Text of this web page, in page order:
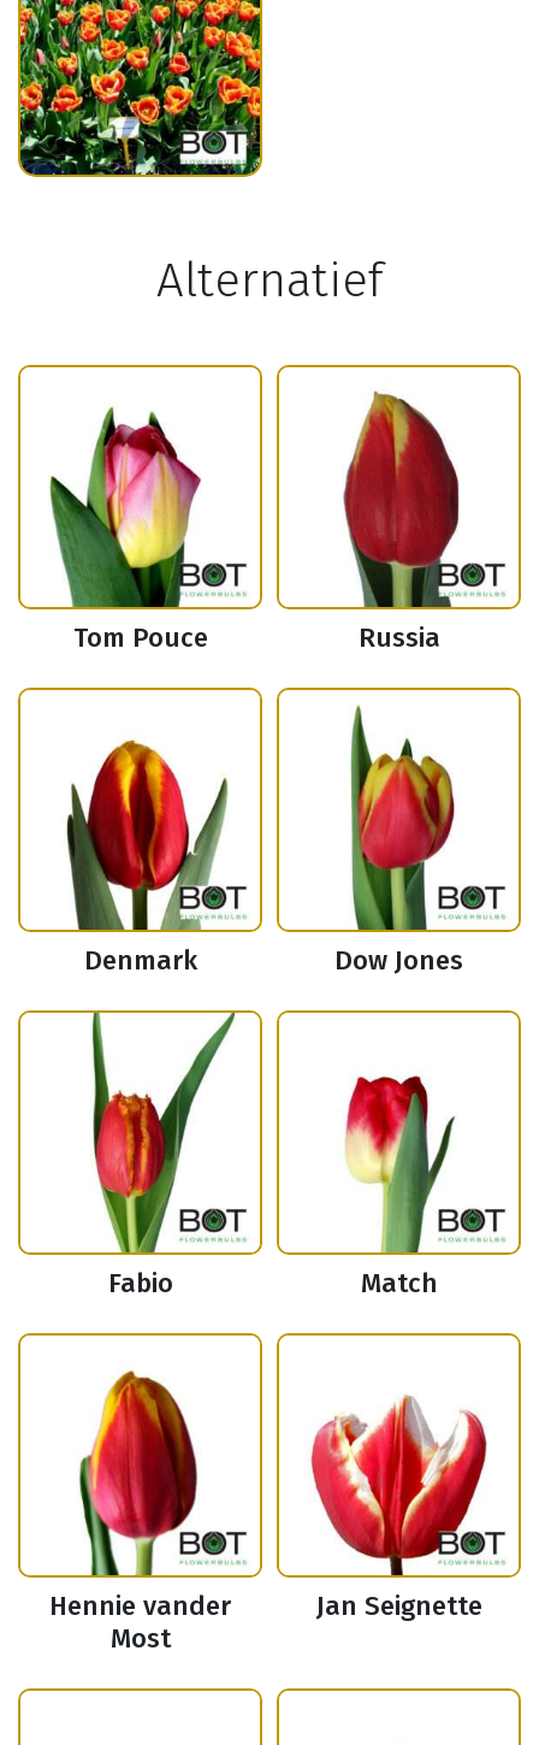
Alternatief
Tom Pouce Russia
Denmark Dow Jones
Fabio Match
Hennie vander
Most
Jan Seignette